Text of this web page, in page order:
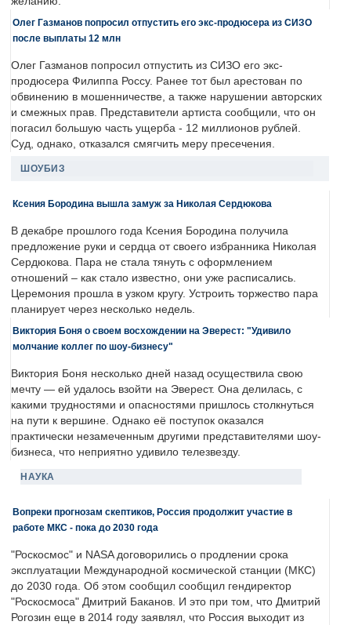
Олег Газманов попросил отпустить его экс-продюсера из СИЗО
после выплаты 12 млн
Олег Газманов попросил отпустить из СИЗО его экс-
продюсера Филиппа Россу. Ранее тот был арестован по
обвинению в мошенничестве, а также нарушении авторских
и смежных прав. Представители артиста сообщили, что он
погасил большую часть ущерба - 12 миллионов рублей.
Суд, однако, отказался смягчить меру пресечения.
ШОУБИЗ
Ксения Бородина вышла замуж за Николая Сердюкова
В декабре прошлого года Ксения Бородина получила
предложение руки и сердца от своего избранника Николая
Сердюкова. Пара не стала тянуть с оформлением
отношений – как стало известно, они уже расписались.
Церемония прошла в узком кругу. Устроить торжество пара
планирует через несколько недель.
Виктория Боня о своем восхождении на Эверест: "Удивило
молчание коллег по шоу-бизнесу"
Виктория Боня несколько дней назад осуществила свою
мечту — ей удалось взойти на Эверест. Она делилась, с
какими трудностями и опасностями пришлось столкнуться
на пути к вершине. Однако её поступок оказался
практически незамеченным другими представителями шоу-
бизнеса, что неприятно удивило телезвезду.
НАУКА
Вопреки прогнозам скептиков, Россия продолжит участие в
работе МКС - пока до 2030 года
"Роскосмос" и NASA договорились о продлении срока
эксплуатации Международной космической станции (МКС)
до 2030 года. Об этом сообщил сообщил гендиректор
"Роскосмоса" Дмитрий Баканов. И это при том, что Дмитрий
Рогозин еще в 2014 году заявлял, что Россия выходит из